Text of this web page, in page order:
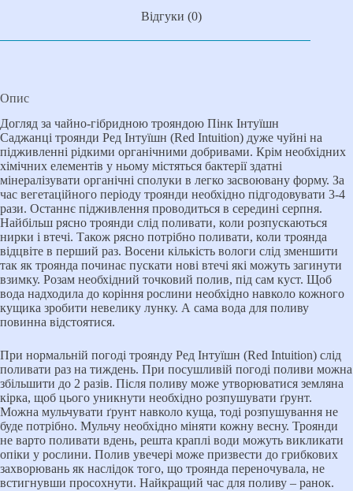
Відгуки (0)
Опис
Догляд за чайно-гібридною трояндою Пінк Інтуїшн
Саджанці троянди Ред Інтуїшн (Red Intuition) дуже чуйні на
підживленні рідкими органічними добривами. Крім необхідних
хімічних елементів у ньому містяться бактерії здатні
мінералізувати органічні сполуки в легко засвоювану форму. За
час вегетаційного періоду троянди необхідно підгодовувати 3-4
рази. Останнє підживлення проводиться в середині серпня.
Найбільш рясно троянди слід поливати, коли розпускаються
нирки і втечі. Також рясно потрібно поливати, коли троянда
відцвіте в перший раз. Восени кількість вологи слід зменшити
так як троянда починає пускати нові втечі які можуть загинути
взимку. Розам необхідний точковий полив, під сам куст. Щоб
вода надходила до коріння рослини необхідно навколо кожного
кущика зробити невелику лунку. А сама вода для поливу
повинна відстоятися.
При нормальній погоді троянду Ред Інтуїшн (Red Intuition) слід
поливати раз на тиждень. При посушливій погоді поливи можна
збільшити до 2 разів. Після поливу може утворюватися земляна
кірка, щоб цього уникнути необхідно розпушувати ґрунт.
Можна мульчувати ґрунт навколо куща, тоді розпушування не
буде потрібно. Мульчу необхідно міняти кожну весну. Троянди
не варто поливати вдень, решта краплі води можуть викликати
опіки у рослини. Полив увечері може призвести до грибкових
захворювань як наслідок того, що троянда переночувала, не
встигнувши просохнути. Найкращий час для поливу – ранок.